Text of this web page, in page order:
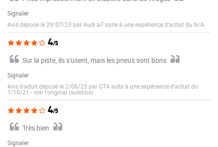
Signaler
Avis déposé le 29/07/23 par Audi a7 suite à une expérience d'achat du N/A
4/5
Sur la piste, ils s'usent, mais les pneus sont bons
Signaler
Avis traduit déposé le 2/06/23 par GT4 suite à une expérience d'achat du
1/10/21 -voir l'original (suédois)
4/5
Très bien
Signaler